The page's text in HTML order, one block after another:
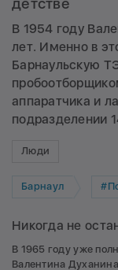
детстве
В 1954 году
лет. Именно в
Барнаульскую
аппаратчика и
подразделении
Люди
Барнаул
Никогда не
В 1965 году уже
Валентина